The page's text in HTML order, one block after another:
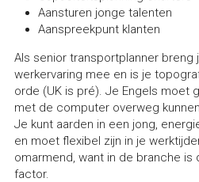
Aansturen jonge talenten
Aanspreekpunt klanten
Als senior transportplanner breng
werkervaring mee en is je
orde (UK is pré). Je Engels moet
met de computer overweg
Je kunt aarden in een jong,
en moet flexibel zijn in je
omarmend, want in de branche
factor.